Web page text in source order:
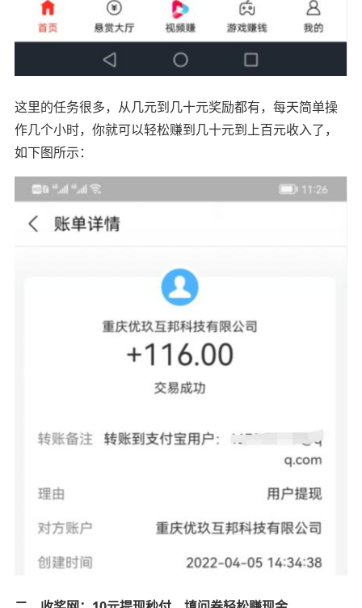
这里的任务很多，从几元到几十元奖励都有，每天简单操
作几个小时，你就可以轻松赚到几十元到上百元收入了，
如下图所示：